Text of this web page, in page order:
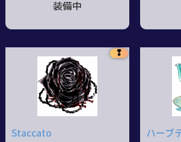
装備中
❢
Staccato
ハーブ